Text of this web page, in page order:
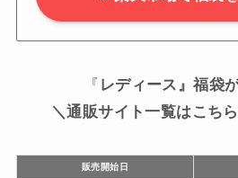
『 レディース』福袋
＼通販サイト一覧はこち
販売開始日